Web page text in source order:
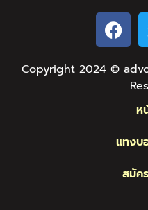
Copyright 2024 ©
ห
แทงบ
สมัค